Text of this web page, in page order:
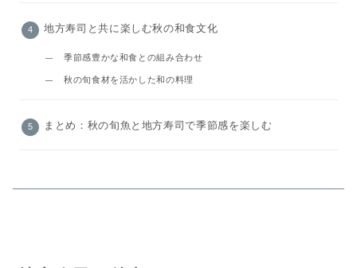
地方寿司と共に楽しむ秋の和食文化
季節感豊かな和食との組み合わせ
秋の旬食材を活かした和の料理
まとめ：秋の旬魚と地方寿司で季節感を楽しむ